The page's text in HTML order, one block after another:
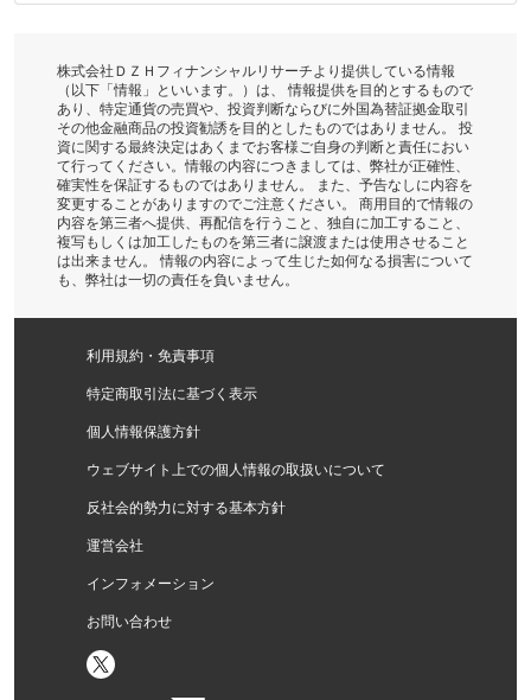
株式会社ＤＺＨフィナンシャルリサーチより提供している情報
（以下「情報」といいます。）は、 情報提供を目的とするもので
あり、特定通貨の売買や、投資判断ならびに外国為替証拠金取引
その他金融商品の投資勧誘を目的としたものではありません。 投
資に関する最終決定はあくまでお客様ご自身の判断と責任におい
て行ってください。情報の内容につきましては、弊社が正確性、
確実性を保証するものではありません。 また、予告なしに内容を
変更することがありますのでご注意ください。 商用目的で情報の
内容を第三者へ提供、再配信を行うこと、独自に加工すること、
複写もしくは加工したものを第三者に譲渡または使用させること
は出来ません。 情報の内容によって生じた如何なる損害について
も、弊社は一切の責任を負いません。
利用規約・免責事項
特定商取引法に基づく表示
個人情報保護方針
ウェブサイト上での個人情報の取扱いについて
反社会的勢力に対する基本方針
運営会社
インフォメーション
お問い合わせ